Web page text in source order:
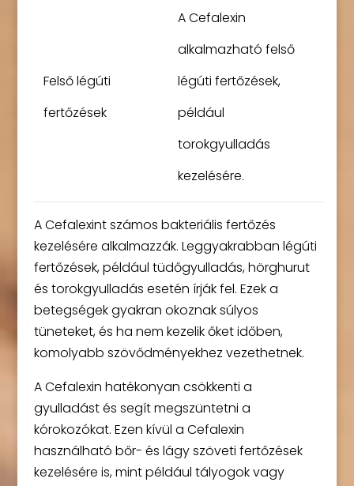
Felső légúti
fertőzések
A Cefalexin
alkalmazható felső
légúti fertőzések,
például
torokgyulladás
kezelésére.
A Cefalexint számos bakteriális fertőzés
kezelésére alkalmazzák. Leggyakrabban légúti
fertőzések, például tüdőgyulladás, hörghurut
és torokgyulladás esetén írják fel. Ezek a
betegségek gyakran okoznak súlyos
tüneteket, és ha nem kezelik őket időben,
komolyabb szövődményekhez vezethetnek.
A Cefalexin hatékonyan csökkenti a
gyulladást és segít megszüntetni a
kórokozókat. Ezen kívül a Cefalexin
használható bőr- és lágy szöveti fertőzések
kezelésére is, mint például tályogok vagy